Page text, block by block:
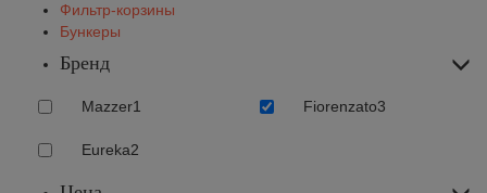
Фильтр-корзины
Бункеры
Бренд
Mazzer1 Fiorenzato3
Eureka2